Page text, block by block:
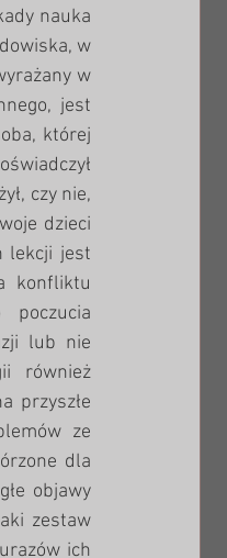
nauka
w
w
jest
której
czy nie,
dzieci
lekcji jest
konfliktu
lub nie
również
przyszłe
ze
dla
objawy
zestaw
ich